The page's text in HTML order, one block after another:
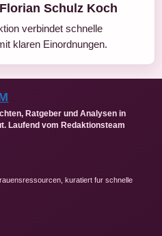
Schulz Koch
verbindet schnelle
klaren Einordnungen.
Ratgeber und Analysen in
Laufend vom Redaktionsteam
kuratiert fur schnelle